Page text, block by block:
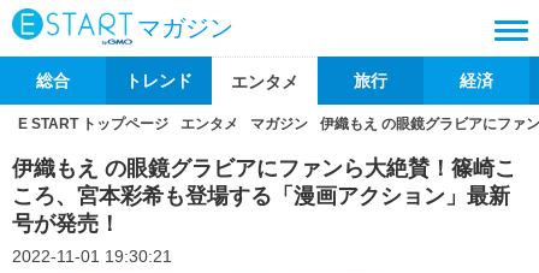
マガジン
総合 トレンド エンタメ 旅行 経済
E START トップページ エンタメ マガジン 伊織もえ の眼鏡グラビアにファ
伊織もえ の眼鏡グラビアにファンら大絶賛！篠崎こ
ころ、宮本彩希も登場する「漫画アクション」最新
号が発売！
2022-11-01 19:30:21